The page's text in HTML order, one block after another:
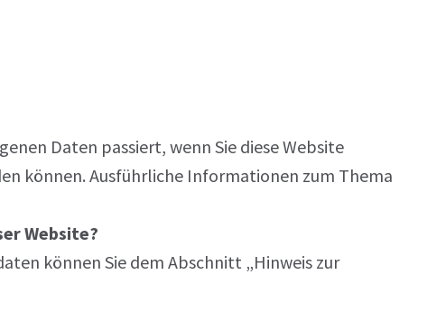
Daten passiert, wenn Sie diese Website
können. Ausführliche Informationen zum Thema
Website?
können Sie dem Abschnitt „Hinweis zur